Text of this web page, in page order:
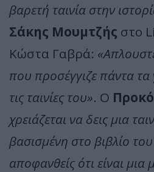
βαρετή ταινία στην
Σάκης Μουμτζής στο
Κώστα Γαβρά:
που προσέγγιζε πάντα τα
τις ταινίες του». Ο
χρειάζεται να δεις μια
βασισμένη στο βιβλίο
αποφανθείς ότι είναι